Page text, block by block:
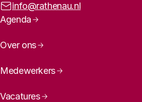
E-mailadres:
info@rathenau.nl
Paginanavigatie
Agenda
Over ons
Medewerkers
Vacatures